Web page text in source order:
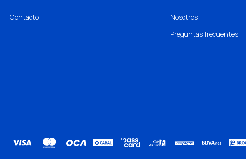
Contacto
Nosotros
Preguntas frecuentes